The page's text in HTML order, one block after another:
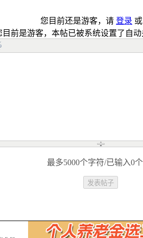
您目前还是游客，请 登录 或
目前是游客，本帖已被系统设置了自动
最多5000个字符/已输入0